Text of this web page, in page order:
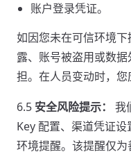
账户登录凭证。
如因您未在可信环境
露、账号被盗用或数
担。在人员变动时，您
6.5 安全风险提示：
我
Key 配置、渠道凭证
环境提醒。该提醒仅